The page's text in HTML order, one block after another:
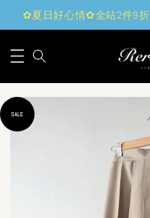
✿夏日好心情✿全站2件9折
SALE